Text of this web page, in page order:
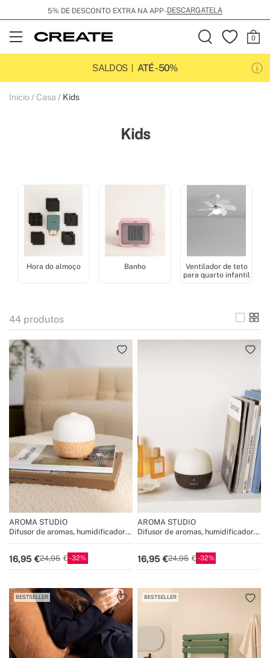
ENVIO GRÁTIS POR 99€
Open
Menu
SALDOS
ATÉ -50%
Inicio Casa Kids
Kids
Hora do almoço Banho
Ventilador de teto
para quarto infantil
44 produtos
AROMA STUDIO
Difusor de aromas, humidificador e
16,95 24,95 32
AROMA STUDIO
Difusor de aromas, humidificador e
16,95 24,95 32
BESTSELLER BESTSELLER